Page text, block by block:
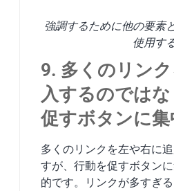
強調するために他の要素
使用す
9. 多くのリン
入するのでは
促すボタンに集
多くのリンクを左や右に
すが、行動を促すボタン
的です。リンクが多すぎ